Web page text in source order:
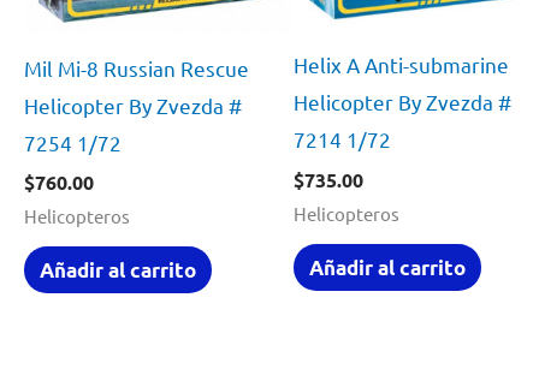
Mil Mi-8 Russian Rescue
Helicopter By Zvezda #
7254 1/72
$760.00
Helicopteros
Añadir al carrito
Helix A Anti-submarine
Helicopter By Zvezda #
7214 1/72
$735.00
Helicopteros
Añadir al carrito